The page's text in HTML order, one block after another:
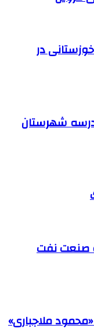
در
و پرورش دیّر: ۲۰ مدرسه شهرستان
صنعت نفت
ملاجباری»